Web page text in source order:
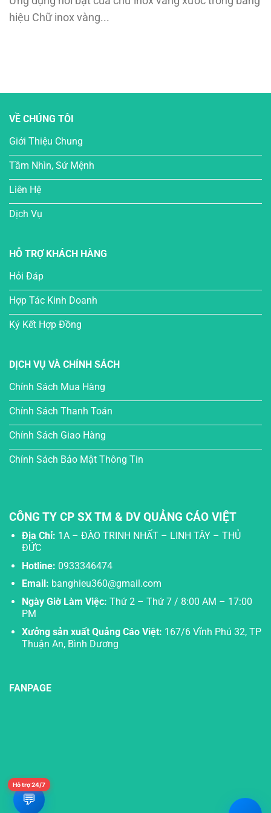
hiệu Chữ inox vàng...
VỀ CHÚNG TÔI
Giới Thiệu Chung
Tầm Nhìn, Sứ Mệnh
Liên Hệ
Dịch Vụ
HỖ TRỢ KHÁCH HÀNG
Hỏi Đáp
Hợp Tác Kinh Doanh
Ký Kết Hợp Đồng
DỊCH VỤ VÀ CHÍNH SÁCH
Chính Sách Mua Hàng
Chính Sách Thanh Toán
Chính Sách Giao Hàng
Chính Sách Bảo Mật Thông Tin
CÔNG TY CP SX TM & DV QUẢNG CÁO VIỆT
Địa Chỉ: 1A – ĐÀO TRINH NHẤT – LINH TÂY – THỦ
ĐỨC
Hotline: 0933346474
Email: banghieu360@gmail.com
Ngày Giờ Làm Việc: Thứ 2 – Thứ 7 / 8:00 AM – 17:00
PM
Xưởng sản xuất Quảng Cáo Việt: 167/6 Vĩnh Phú 32, TP
Thuận An, Bình Dương
FANPAGE
💬
Hỗ trợ 24/7